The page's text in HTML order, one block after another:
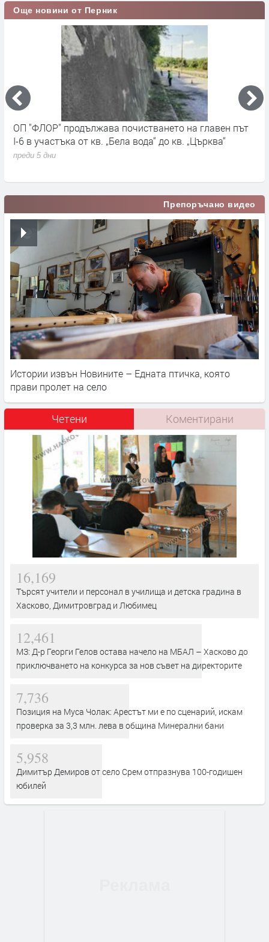
Още новини от Перник
ОП "ФЛОР" продължава почистването на главен път
I-6 в участъка от кв. „Бела вода“ до кв. „Църква“
преди 5 дни
Препоръчано видео
Истории извън Новините – Едната птичка, която
прави пролет на село
Четени Коментирани
16,169
Търсят учители и персонал в училища и детска градина в
Хасково, Димитровград и Любимец
12,461
МЗ: Д-р Георги Гелов остава начело на МБАЛ – Хасково до
приключването на конкурса за нов съвет на директорите
7,736
Позиция на Муса Чолак: Арестът ми е по сценарий, искам
проверка за 3,3 млн. лева в община Минерални бани
5,958
Димитър Демиров от село Срем отпразнува 100-годишен
юбилей